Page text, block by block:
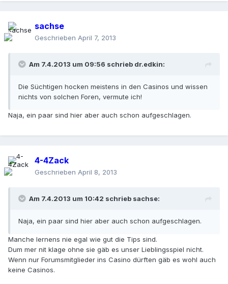
sachse
Geschrieben April 7, 2013
Am 7.4.2013 um 09:56 schrieb dr.edkin:
Die Süchtigen hocken meistens in den Casinos und wissen
nichts von solchen Foren, vermute ich!
Naja, ein paar sind hier aber auch schon aufgeschlagen.
4-4Zack
Geschrieben April 8, 2013
Am 7.4.2013 um 10:42 schrieb sachse:
Naja, ein paar sind hier aber auch schon aufgeschlagen.
Manche lernens nie egal wie gut die Tips sind.
Dum mer nit klage ohne sie gäb es unser Lieblingsspiel nicht.
Wenn nur Forumsmitglieder ins Casino dürften gäb es wohl auch
keine Casinos.